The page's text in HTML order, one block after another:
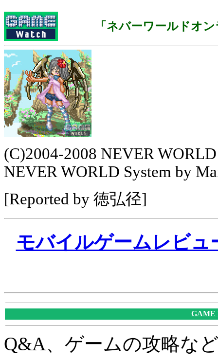
「ネバーワールドオ
(C)2004-2008 NEVER
NEVER WORLD System by
[Reported by 徳弘径]
モバイルゲームレビ
GAME
Q&A、ゲームの攻略な